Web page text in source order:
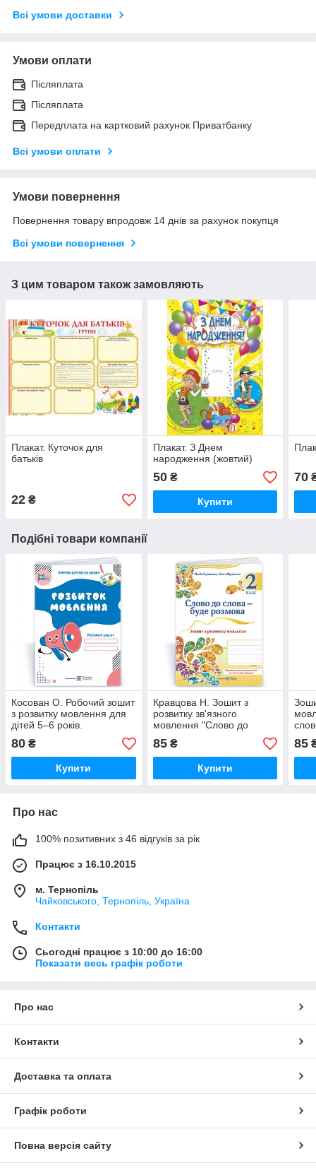
Всі умови доставки
Умови оплати
Післяплата
Післяплата
Передплата на картковий рахунок Приватбанку
Всі умови оплати
Умови повернення
Повернення товару впродовж 14 днів за рахунок покупця
Всі умови повернення
З цим товаром також замовляють
Плакат. Куточок для
батьків
22 ₴
Плакат. З Днем
народження (жовтий)
50₴
Купити
70
Подібні товари компанії
Косован О. Робочий зошит
з розвитку мовлення для
дітей 5–6 років.
80 ₴
Купити
Кравцова Н. Зошит з
розвитку зв'язного
мовлення "Слово до
слова - буде розмова" 2
клас. НУШ!
85₴
Купити
85
Про нас
100% позитивних з 46 відгуків за рік
Працює з 16.10.2015
м. Тернопіль
Чайковського, Тернопіль, Україна
Контакти
Сьогодні працює з 10:00 до 16:00
Показати весь графік роботи
Про нас
Контакти
Доставка та оплата
Графік роботи
Повна версія сайту